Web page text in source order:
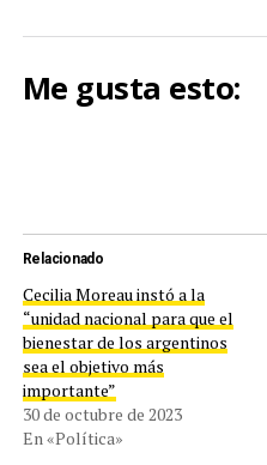
Me gusta esto:
Relacionado
Cecilia Moreau instó a la
“unidad nacional para que el
bienestar de los argentinos
sea el objetivo más
importante”
30 de octubre de 2023
En «Política»